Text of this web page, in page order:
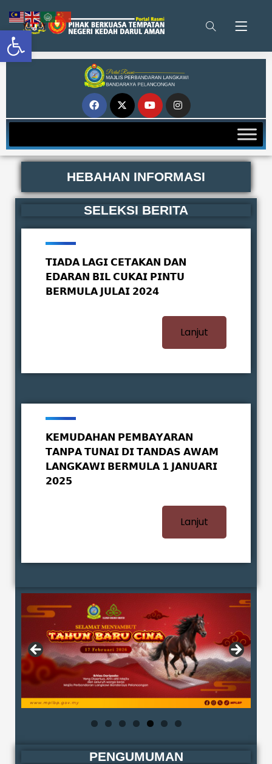
Open toolbar
HEBAHAN INFORMASI
SELEKSI BERITA
𝗧𝗜𝗔𝗗𝗔 𝗟𝗔𝗚𝗜 𝗖𝗘𝗧𝗔𝗞𝗔𝗡 𝗗𝗔𝗡
𝗘𝗗𝗔𝗥𝗔𝗡 𝗕𝗜𝗟 𝗖𝗨𝗞𝗔𝗜 𝗣𝗜𝗡𝗧𝗨
𝗕𝗘𝗥𝗠𝗨𝗟𝗔 𝗝𝗨𝗟𝗔𝗜 𝟮𝟬𝟮𝟰
Lanjut
𝗞𝗘𝗠𝗨𝗗𝗔𝗛𝗔𝗡 𝗣𝗘𝗠𝗕𝗔𝗬𝗔𝗥𝗔𝗡
𝗧𝗔𝗡𝗣𝗔 𝗧𝗨𝗡𝗔𝗜 𝗗𝗜 𝗧𝗔𝗡𝗗𝗔𝗦 𝗔𝗪𝗔𝗠
𝗟𝗔𝗡𝗚𝗞𝗔𝗪𝗜 𝗕𝗘𝗥𝗠𝗨𝗟𝗔 𝟭 𝗝𝗔𝗡𝗨𝗔𝗥𝗜
𝟮𝟬𝟮𝟱
Lanjut
PENGUMUMAN